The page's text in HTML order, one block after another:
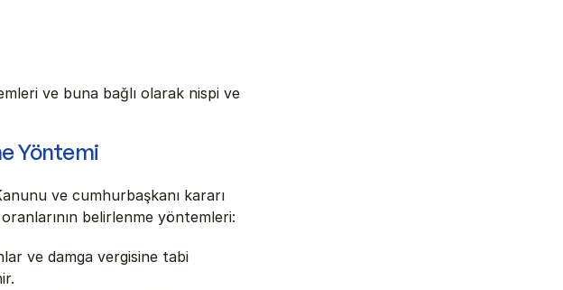
ve buna bağlı olarak nispi ve
Yöntemi
ve cumhurbaşkanı kararı
belirlenme yöntemleri:
ve damga vergisine tabi